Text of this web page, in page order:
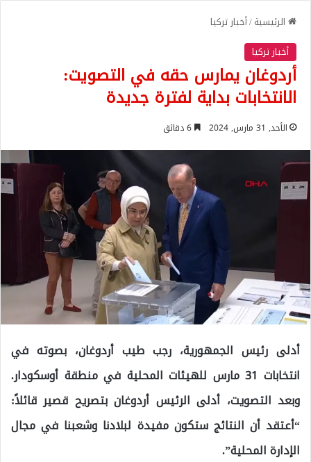
الرئيسية/أخبار تركيا
أخبار تركيا
أردوغان يمارس حقه في التصويت:
الانتخابات بداية لفترة جديدة
الأحد, 31 مارس, 2024
أدلى رئيس الجمهورية، رجب طيب أردوغان، بصوته في
انتخابات 31 مارس للهيئات المحلية في منطقة أوسكودار.
وبعد التصويت، أدلى الرئيس أردوغان بتصريح قصير قائلاً:
“أعتقد أن النتائج ستكون مفيدة لبلادنا وشعبنا في مجال
الإدارة المحلية”.